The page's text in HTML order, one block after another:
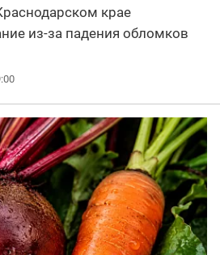
крае
из-за падения обломков